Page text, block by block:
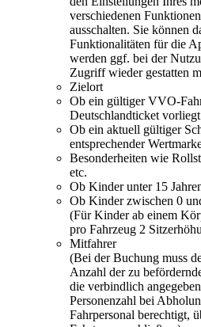
verschiedenen
ausschalten. Sie können
Funktionalitäten für die
werden ggf. bei der
Zugriff wieder gestatten
Zielort
Ob ein gültiger VVO-
Deutschlandticket vorliegt
Ob ein aktuell gültiger
entsprechender
Besonderheiten wie
etc.
Ob Kinder unter 15
Ob Kinder zwischen 0
(Für Kinder ab einem
pro Fahrzeug 2
Mitfahrer
(Bei der Buchung muss
Anzahl der zu
die verbindlich
Personenzahl bei
Fahrpersonal berechtigt,